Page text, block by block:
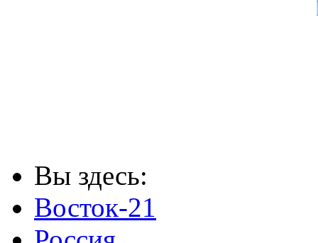
Вы здесь:
Восток-21